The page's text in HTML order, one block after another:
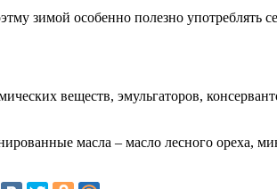
зимой особенно полезно употреблять
веществ, эмульгаторов,
масла – масло лесного ореха,